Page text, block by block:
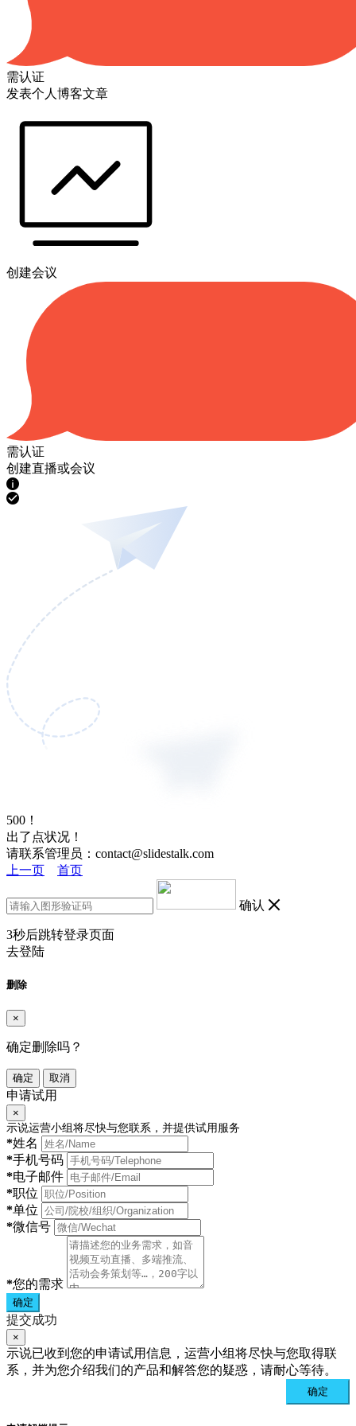
需认证
发表个人博客文章
创建会议
需认证
创建直播或会议
500！
出了点状况！
请联系管理员：contact@slidestalk.com
上一页
首页
确认
3秒后跳转登录页面
去登陆
删除
×
确定删除吗？
确定 取消
申请试用
×
示说运营小组将尽快与您联系，并提供试用服务
*姓名
*手机号码
*电子邮件
*职位
*单位
*微信号
*您的需求
确定
提交成功
×
示说已收到您的申请试用信息，运营小组将尽快与您取得联
系，并为您介绍我们的产品和解答您的疑惑，请耐心等待。
确定